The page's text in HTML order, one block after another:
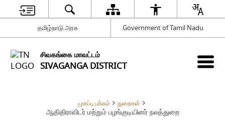
தமிழ்நாடு அரசு Government of Tamil Nadu
சிவகங்கை மாவட்டம்
SIVAGANGA DISTRICT
முகப்பு பக்கம் துறைகள்
ஆதிதிராவிடர் மற்றும் பழங்குடியினர் நலத்துறை